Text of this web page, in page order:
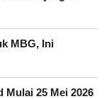
MBG, Ini
25 Mei 2026